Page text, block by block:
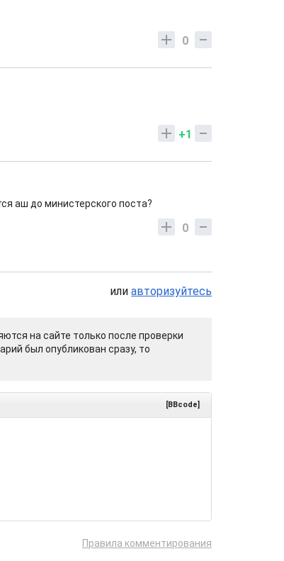
0
+1
аш до министерского поста?
0
или авторизуйтесь
на сайте только после проверки
был опубликован сразу, то
[BBcode]
Правила комментирования